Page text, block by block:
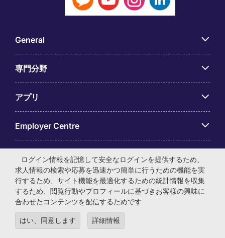
General
専門分野
アプリ
Employer Centre
© マイケル・ペイジ・インターナショナル・ジャパン株式会
社 法人番号：0104-01-043253 本社所在地：〒105-0001 東
京都港区虎ノ門4-3-13 ヒューリック神谷町ビル6階 有料職業
紹介事業許可番号：13-ユ-040405 ／ 労働者派遣事業許可番
号：派13-300434
ログイン情報を記憶して安全なログインを提供するため、
求人情報の検索や応募を迅速かつ簡単に行うための機能を実
行するため、サイト機能を最適化するための統計情報を収集
するため、閲覧行動やプロフィールに基づきお客様の興味に
合わせたコンテンツを配信するためです
はい、同意します 詳細情報